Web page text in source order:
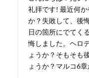
礼拝です! 最近何
か？失敗して、後
日の箇所にでてく
悔しました。ヘロ
ょうか？そもそも
ょうか？マルコ6